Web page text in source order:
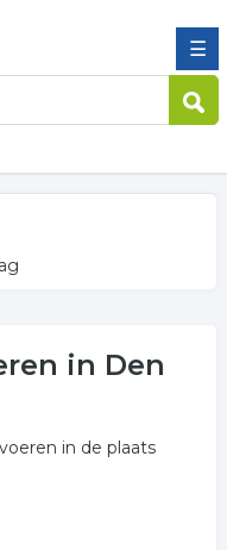
☰
in Den
in de plaats